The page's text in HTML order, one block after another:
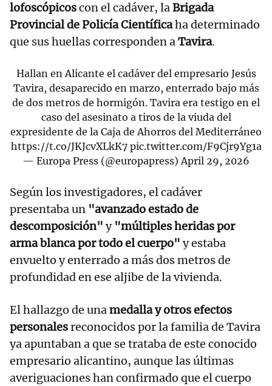
lofoscópicoscon el cadáver, laBrigada
Provincial de Policía Científicaha determinado
que sus huellas corresponden aTavira.
Hallan en Alicante el cadáver del empresario Jesús
Tavira, desaparecido en marzo, enterrado bajo más
de dos metros de hormigón. Tavira era testigo en el
caso del asesinato a tiros de la viuda del
expresidente de la Caja de Ahorros del Mediterráneo
https://t.co/JKJcvXLkK7 pic.twitter.com/F9Cjr9Yg1a
— Europa Press (@europapress)April 29, 2026
Según los investigadores, el cadáver
presentaba un "avanzado estado de
descomposición" y "múltiples heridas por
arma blanca por todo el cuerpo" y estaba
envuelto y enterrado a más dos metros de
profundidad en ese aljibe de la vivienda.
El hallazgo de unamedalla y otros efectos
personalesreconocidos por la familia de Tavira
ya apuntaban a que se trataba de este conocido
empresario alicantino, aunque las últimas
averiguaciones han confirmado que el cuerpo